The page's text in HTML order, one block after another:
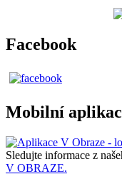
Facebook
Mobilní
Sledujte informace z
V OBRAZE.